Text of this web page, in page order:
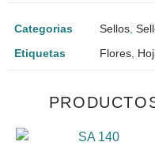
Categorias Sellos
Etiquetas
Flores